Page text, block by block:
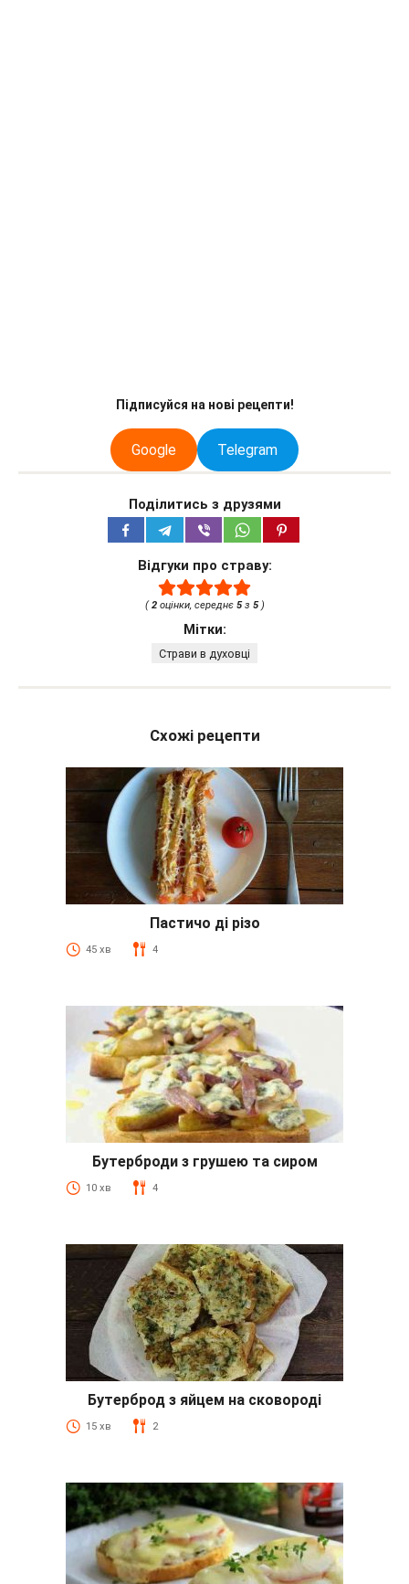
Підписуйся на нові рецепти!
Google Telegram
Поділитись з друзями
Відгуки про страву:
(2оцінки, середнє 5з 5)
Мітки:
Страви в духовці
Схожі рецепти
Пастичо ді різо
45 хв 4
Бутерброди з грушею та сиром
10 хв 4
Бутерброд з яйцем на сковороді
15 хв 2